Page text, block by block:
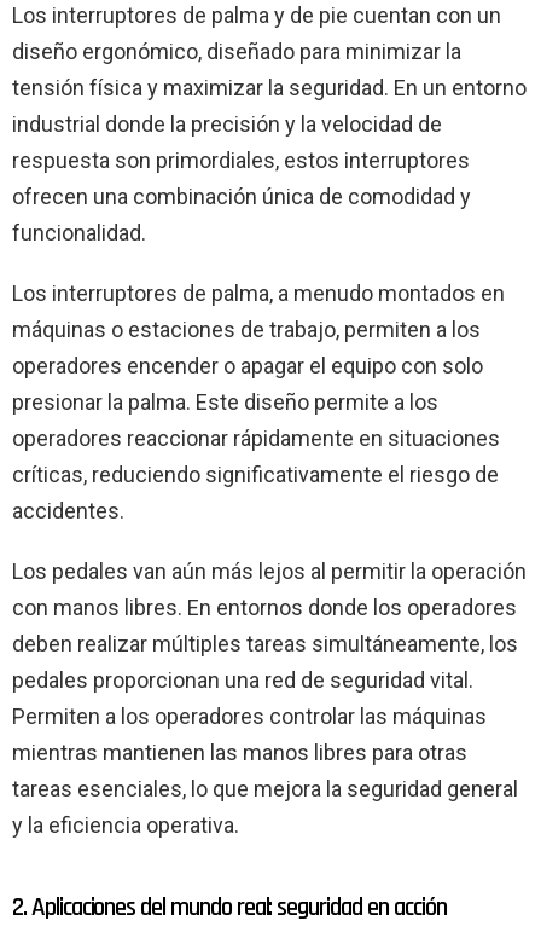
Los interruptores de palma y de pie cuentan con un
diseño ergonómico, diseñado para minimizar la
tensión física y maximizar la seguridad. En un entorno
industrial donde la precisión y la velocidad de
respuesta son primordiales, estos interruptores
ofrecen una combinación única de comodidad y
funcionalidad.
Los interruptores de palma, a menudo montados en
máquinas o estaciones de trabajo, permiten a los
operadores encender o apagar el equipo con solo
presionar la palma. Este diseño permite a los
operadores reaccionar rápidamente en situaciones
críticas, reduciendo significativamente el riesgo de
accidentes.
Los pedales van aún más lejos al permitir la operación
con manos libres. En entornos donde los operadores
deben realizar múltiples tareas simultáneamente, los
pedales proporcionan una red de seguridad vital.
Permiten a los operadores controlar las máquinas
mientras mantienen las manos libres para otras
tareas esenciales, lo que mejora la seguridad general
y la eficiencia operativa.
2. Aplicaciones del mundo real: seguridad en acción